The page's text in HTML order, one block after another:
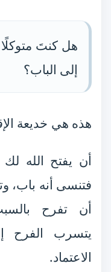
هل كنتَ
إلى الباب؟
هذه هي خديعة
أن يفتح الله لك
فتنسى أنه باب،
أن تفرح
يتسرب الفرح
الاعتماد.